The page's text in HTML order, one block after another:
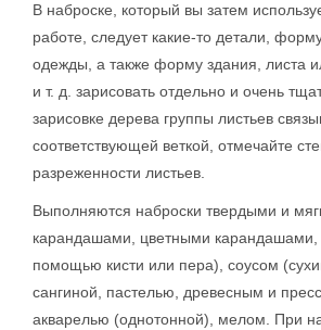
В наброске, который вы затем
работе, следует какие-то детали,
одежды, а также форму здания, листа
и т. д. зарисовать отдельно и очень
зарисовке дерева группы листьев
соответствующей веткой, отмечайте
разреженности листьев.
Выполняются наброски твердыми и
карандашами, цветными
помощью кисти или пера), соусом
сангиной, пастелью, древесным и
акварелью (однотонной), мелом. При